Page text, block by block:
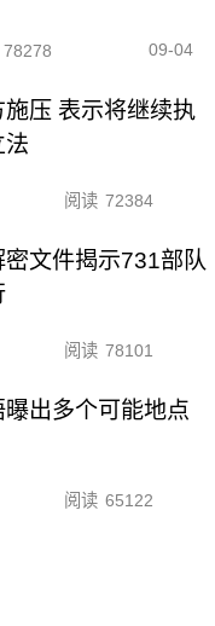
78278 09-04
施压 表示将继续执
法
阅读 72384
文件揭示731部队
阅读 78101
出多个可能地点
阅读 65122